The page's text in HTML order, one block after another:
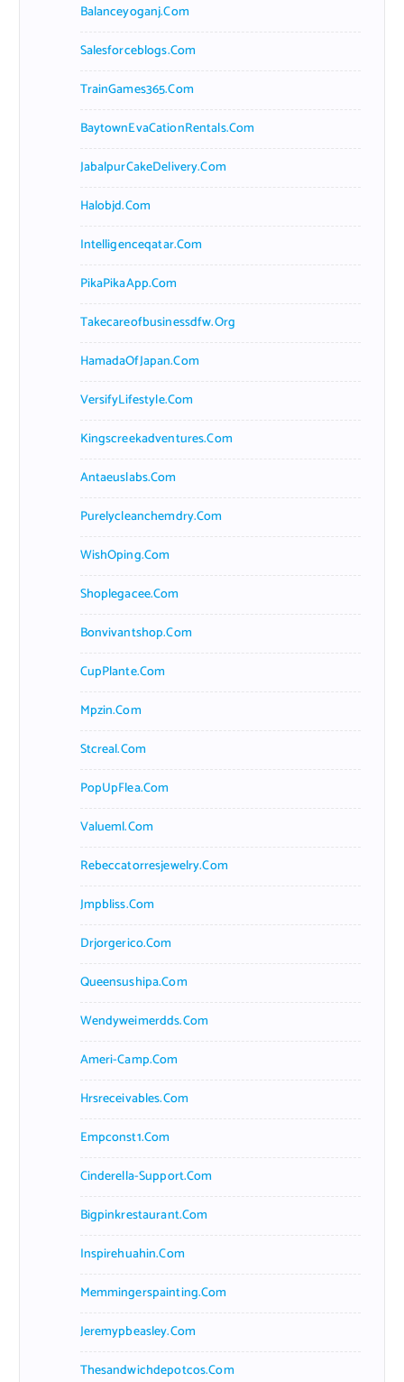
Balanceyoganj.com
Salesforceblogs.com
TrainGames365.com
BaytownEvaCationRentals.com
JabalpurCakeDelivery.com
Halobjd.com
Intelligenceqatar.com
PikaPikaApp.com
Takecareofbusinessdfw.org
HamadaOfJapan.com
VersifyLifestyle.com
Kingscreekadventures.com
Antaeuslabs.com
Purelycleanchemdry.com
WishOping.com
Shoplegacee.com
Bonvivantshop.com
CupPlante.com
Mpzin.com
Stcreal.com
PopUpFlea.com
Valueml.com
Rebeccatorresjewelry.com
Jmpbliss.com
Drjorgerico.com
Queensushipa.com
Wendyweimerdds.com
Ameri-Camp.com
Hrsreceivables.com
Empconst1.com
Cinderella-Support.com
Bigpinkrestaurant.com
Inspirehuahin.com
Memmingerspainting.com
Jeremypbeasley.com
Thesandwichdepotcos.com